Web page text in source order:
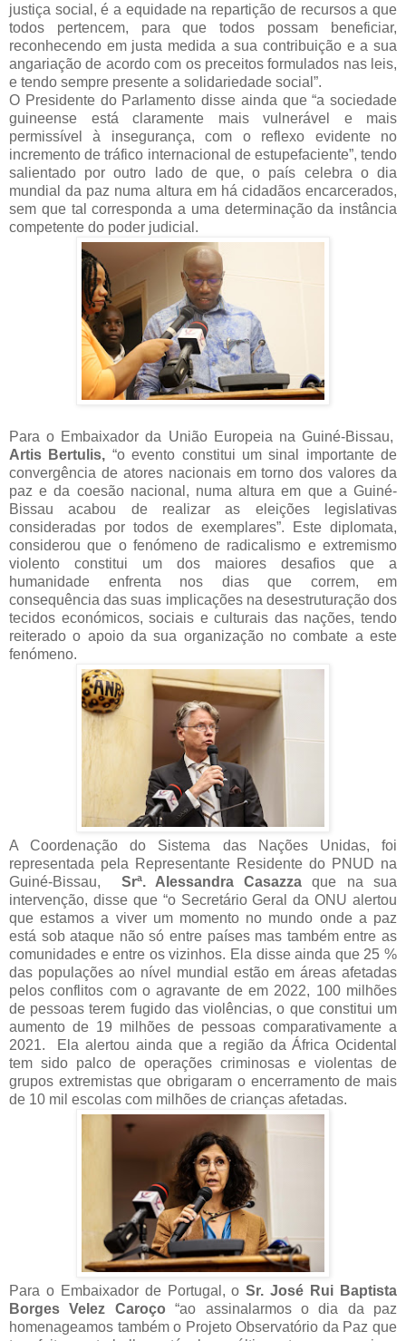
justiça social, é a equidade na repartição de recursos a que
todos pertencem, para que todos possam beneficiar,
reconhecendo em justa medida a sua contribuição e a sua
angariação de acordo com os preceitos formulados nas leis,
e tendo sempre presente a solidariedade social”.
O Presidente do Parlamento disse ainda que “a sociedade
guineense está claramente mais vulnerável e mais
permissível à insegurança, com o reflexo evidente no
incremento de tráfico internacional de estupefaciente”, tendo
salientado por outro lado de que, o país celebra o dia
mundial da paz numa altura em há cidadãos encarcerados,
sem que tal corresponda a uma determinação da instância
competente do poder judicial.
Para o Embaixador da União Europeia na Guiné-Bissau,
Artis Bertulis, “o evento constitui um sinal importante de
convergência de atores nacionais em torno dos valores da
paz e da coesão nacional, numa altura em que a Guiné-
Bissau acabou de realizar as eleições legislativas
consideradas por todos de exemplares”. Este diplomata,
considerou que o fenómeno de radicalismo e extremismo
violento constitui um dos maiores desafios que a
humanidade enfrenta nos dias que correm, em
consequência das suas implicações na desestruturação dos
tecidos económicos, sociais e culturais das nações, tendo
reiterado o apoio da sua organização no combate a este
fenómeno.
A Coordenação do Sistema das Nações Unidas, foi
representada pela Representante Residente do PNUD na
Guiné-Bissau, Srª. Alessandra Casazza que na sua
intervenção, disse que “o Secretário Geral da ONU alertou
que estamos a viver um momento no mundo onde a paz
está sob ataque não só entre países mas também entre as
comunidades e entre os vizinhos. Ela disse ainda que 25 %
das populações ao nível mundial estão em áreas afetadas
pelos conflitos com o agravante de em 2022, 100 milhões
de pessoas terem fugido das violências, o que constitui um
aumento de 19 milhões de pessoas comparativamente a
2021. Ela alertou ainda que a região da África Ocidental
tem sido palco de operações criminosas e violentas de
grupos extremistas que obrigaram o encerramento de mais
de 10 mil escolas com milhões de crianças afetadas.
Para o Embaixador de Portugal, oSr. José Rui Baptista
Borges Velez Caroço “ao assinalarmos o dia da paz
homenageamos também o Projeto Observatório da Paz que